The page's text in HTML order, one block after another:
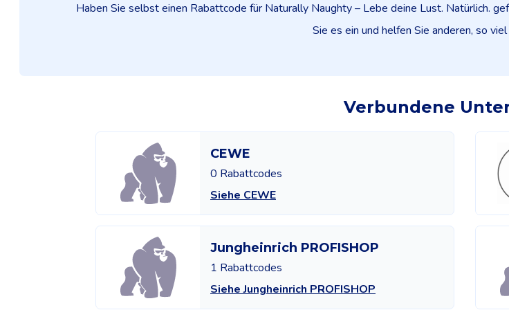
Haben Sie selbst einen Rabattcode für Naturally Naughty – Lebe deine Lust. Natürlich.
Sie es ein und helfen Sie anderen, so
Verbundene
CEWE
0 Rabattcodes
Siehe CEWE
Jungheinrich PROFISHOP
1 Rabattcodes
Siehe Jungheinrich PROFISHOP